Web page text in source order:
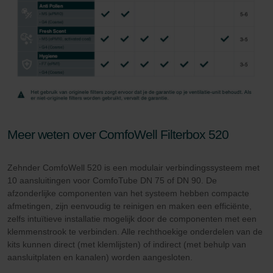
Meer weten over ComfoWell Filterbox 520
Zehnder ComfoWell 520 is een modulair verbindingssysteem met
10 aansluitingen voor ComfoTube DN 75 of DN 90. De
afzonderlijke componenten van het systeem hebben compacte
afmetingen, zijn eenvoudig te reinigen en maken een efficiënte,
zelfs intuïtieve installatie mogelijk door de componenten met een
klemmenstrook te verbinden. Alle rechthoekige onderdelen van de
kits kunnen direct (met klemlijsten) of indirect (met behulp van
aansluitplaten en kanalen) worden aangesloten.